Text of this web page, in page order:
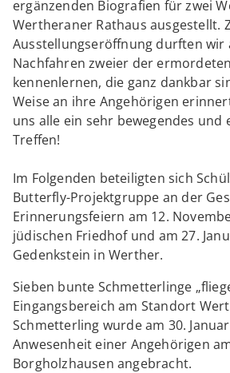
ergänzenden Biografien für zwei
Wertheraner Rathaus ausgestellt.
Ausstellungseröffnung durften wir
Nachfahren zweier der
kennenlernen, die ganz dankbar
Weise an ihre Angehörigen
uns alle ein sehr bewegendes und
Treffen!
Im Folgenden beteiligten sich
Butterfly-Projektgruppe an der
Erinnerungsfeiern am 12.
jüdischen Friedhof und am 27.
Gedenkstein in Werther.
Sieben bunte Schmetterlinge
Eingangsbereich am Standort
Schmetterling wurde am 30.
Anwesenheit einer Angehörigen
Borgholzhausen angebracht.